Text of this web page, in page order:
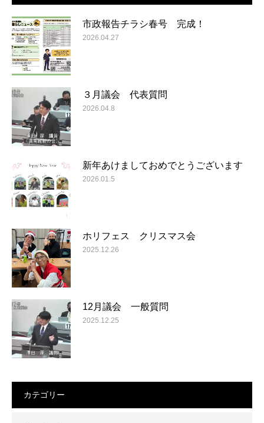
市政報告チラシ春号 完成！
2026.04.27
３月議会 代表質問
2026.04.8
新年あけましておめでとうございます
2026.01.5
ホリフェス クリスマス会
2025.12.26
12月議会 一般質問
2025.12.25
カテゴリー